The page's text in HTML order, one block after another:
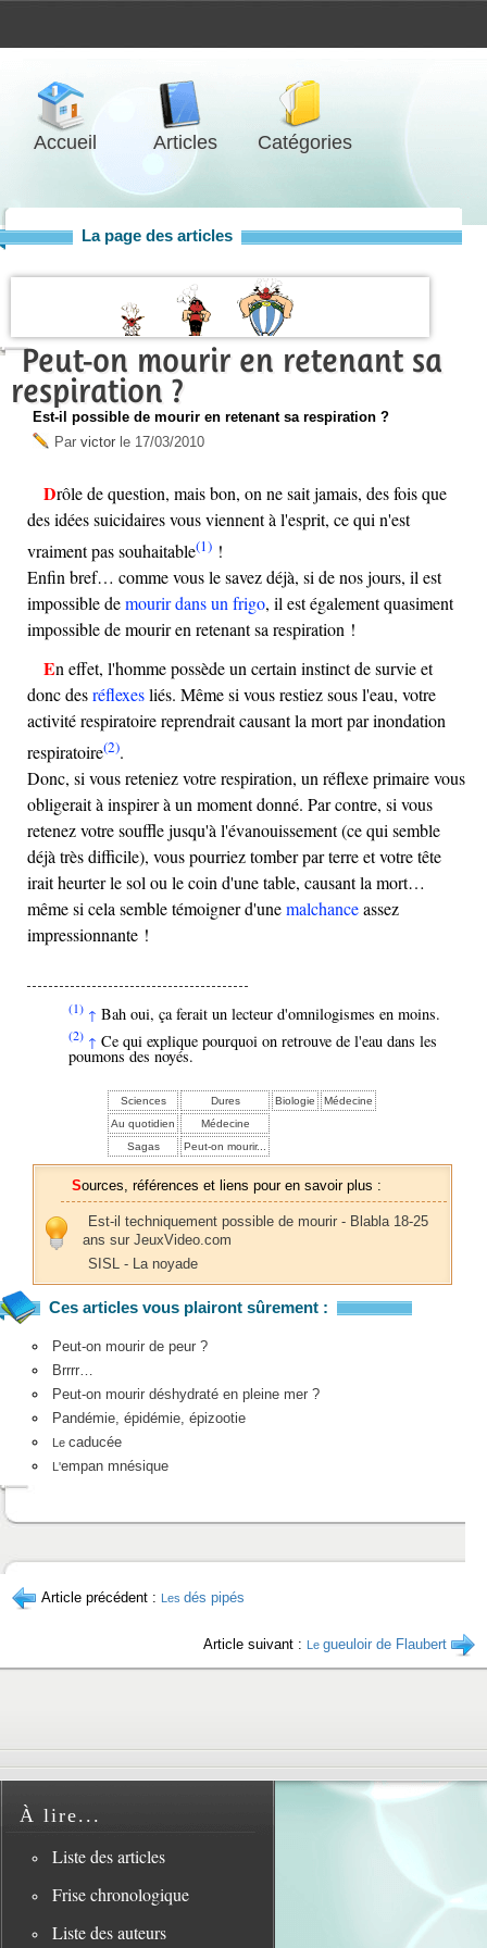
Accueil Articles Catégories
La page des articles
Peut-on mourir en retenant sa
respiration ?
Est-il possible de mourir en retenant sa respiration ?
Par victor le 17/03/2010
Drôle de question, mais bon, on ne sait jamais, des fois que
des idées suicidaires vous viennent à l'esprit, ce qui n'est
vraiment pas souhaitable(1) !
Enfin bref… comme vous le savez déjà, si de nos jours, il est
impossible demourir dans un frigo, il est également quasiment
impossible de mourir en retenant sa respiration !
En effet, l'homme possède un certain instinct de survie et
donc desréflexesliés. Même si vous restiez sous l'eau, votre
activité respiratoire reprendrait causant la mort par inondation
respiratoire(2).
Donc, si vous reteniez votre respiration, un réflexe primaire vous
obligerait à inspirer à un moment donné. Par contre, si vous
retenez votre souffle jusqu'à l'évanouissement (ce qui semble
déjà très difficile), vous pourriez tomber par terre et votre tête
irait heurter le sol ou le coin d'une table, causant la mort…
même si cela semble témoigner d'unemalchanceassez
impressionnante !
(1) ↑ Bah oui, ça ferait un lecteur d'omnilogismes en moins.
(2) ↑ Ce qui explique pourquoi on retrouve de l'eau dans les
poumons des noyés.
Sciences Dures Biologie
Médecine
Au quotidien
Médecine
Sagas
Peut-on mourir...
Sources, références et liens pour en savoir plus :
Est-il techniquement possible de mourir - Blabla 18-25
ans sur JeuxVideo.com
SISL - La noyade
Ces articles vous plairont sûrement :
Peut-on mourir de peur ?
Brrrr…
Peut-on mourir déshydraté en pleine mer ?
Pandémie, épidémie, épizootie
Le caducée
L'empan mnésique
Article précédent : Les dés pipés
Article suivant : Le gueuloir de Flaubert
À lire...
Liste des articles
Frise chronologique
Liste des auteurs